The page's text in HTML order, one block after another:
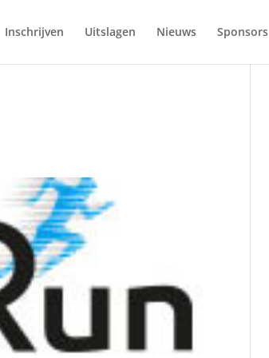
Inschrijven Uitslagen Nieuws Sponsors